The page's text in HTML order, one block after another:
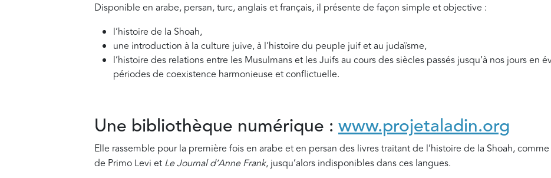
Disponible en arabe, persan, turc, anglais et français, il présente de façon simple et objective :
l’histoire de la Shoah,
une introduction à la culture juive, à l’histoire du peuple juif et au judaïsme,
l’histoire des relations entre les Musulmans et les Juifs au cours des siècles passés jusqu’à nos jours en
périodes de coexistence harmonieuse et conflictuelle.
Une bibliothèque numérique : www.projetaladin.org
Elle rassemble pour la première fois en arabe et en persan des livres traitant de l’histoire de la Shoah, comme
de Primo Levi et Le Journal d’Anne Frank, jusqu’alors indisponibles dans ces langues.